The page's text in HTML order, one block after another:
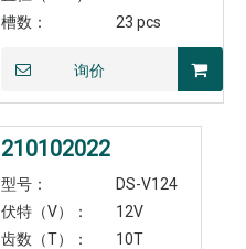
槽数：
23 pcs
询价
210102022
型号：
DS-V124
伏特（V）：
12V
齿数（T）：
10T